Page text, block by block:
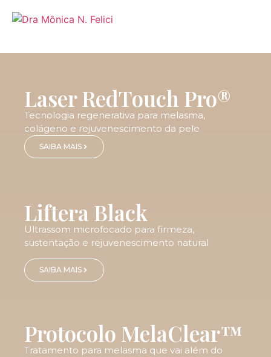
Laser RedTouch Pro®
Tecnologia regenerativa para melasma,
colágeno e rejuvenescimento da pele
SAIBA MAIS
Liftera Black
Ultrassom microfocado para firmeza,
sustentação e rejuvenescimento natural
SAIBA MAIS
Protocolo MelaClear™
Tratamento para melasma que vai além do